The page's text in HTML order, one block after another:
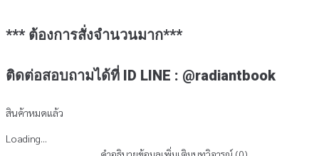
*** ต้องการสั่งจำนวนมาก***
ติดต่อสอบถามได้ที่ ID LINE : @radiantbook
สินค้าหมดแล้ว
Loading...